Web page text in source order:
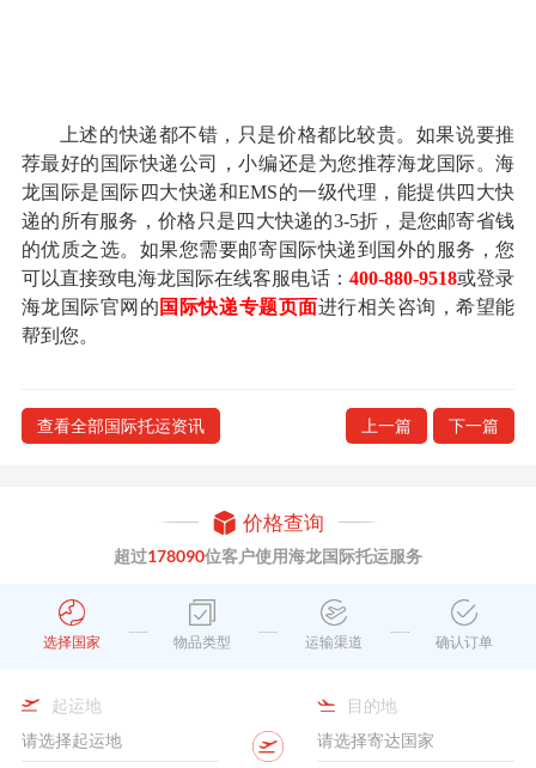
上述的快递都不错，只是价格都比较贵。如果说要推
荐最好的国际快递公司，小编还是为您推荐海龙国际。海
龙国际是国际四大快递和EMS的一级代理，能提供四大快
递的所有服务，价格只是四大快递的3-5折，是您邮寄省钱
的优质之选。如果您需要邮寄国际快递到国外的服务，您
可以直接致电海龙国际在线客服电话： 400-880-9518或登录
海龙国际官网的 国际快递专题页面进行相关咨询，希望能
帮到您。
查看全部国际托运资讯 上一篇 下一篇
价格查询
超过178090位客户使用海龙国际托运服务
选择国家 物品类型 运输渠道 确认订单
起运地 目的地